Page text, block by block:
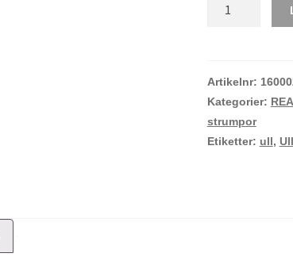
Artikelnr:
Kategorier: REA
strumpor
Etiketter: ull,